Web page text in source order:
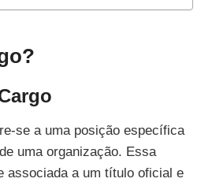
se a uma posição específica
uma organização. Essa
associada a um título oficial e